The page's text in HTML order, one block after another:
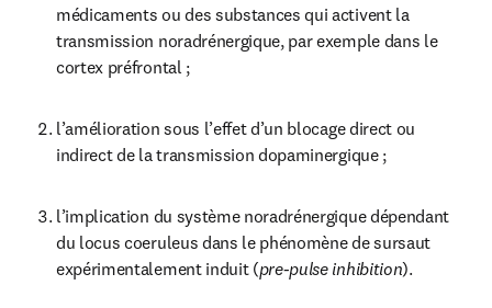
médicaments ou des substances qui activent la
transmission noradrénergique, par exemple dans le
cortex préfrontal ;
l’amélioration sous l’effet d’un blocage direct ou
indirect de la transmission dopaminergique ;
l’implication du système noradrénergique dépendant
du locus coeruleus dans le phénomène de sursaut
expérimentalement induit (pre-pulse inhibition).